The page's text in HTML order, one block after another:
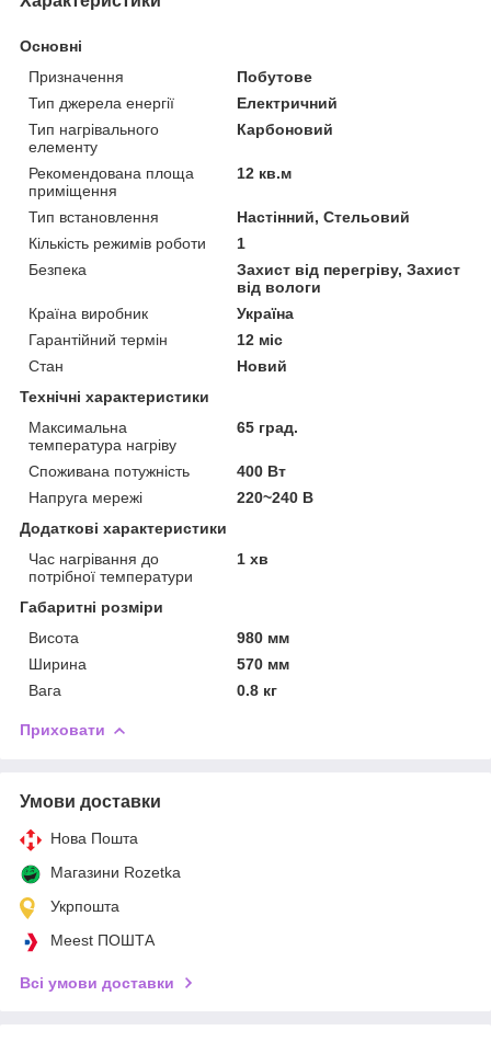
Основні
Призначення
Побутове
Тип джерела енергії
Електричний
Тип нагрівального
елементу
Карбоновий
Рекомендована площа
приміщення
12 кв.м
Тип встановлення
Настінний, Стельовий
Кількість режимів роботи
1
Безпека
Захист від перегріву, Захист
від вологи
Країна виробник
Україна
Гарантійний термін
12 міс
Стан
Новий
Технічні характеристики
Максимальна
температура нагріву
65 град.
Споживана потужність
400 Вт
Напруга мережі
220~240 В
Додаткові характеристики
Час нагрівання до
потрібної температури
1 хв
Габаритні розміри
Висота
980 мм
Ширина
570 мм
Вага
0.8 кг
Приховати
Умови доставки
Нова Пошта
Магазини Rozetka
Укрпошта
Meest ПОШТА
Всі умови доставки